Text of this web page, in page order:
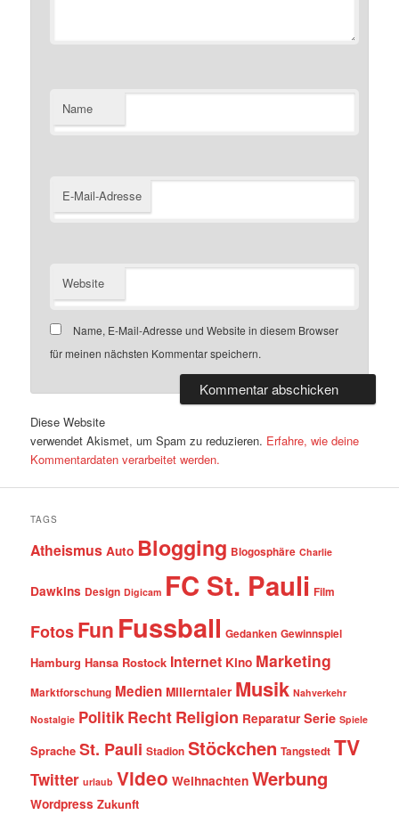
Name
E-Mail-Adresse
Website
Name, E-Mail-Adresse und Website in diesem Browser
für meinen nächsten Kommentar speichern.
Diese Website
verwendet Akismet, um Spam zu reduzieren. Erfahre, wie deine
Kommentardaten verarbeitet werden.
TAGS
Atheismus Auto Blogging Blogosphäre Charlie
Dawkins Design Digicam FC St. Pauli Film
FotosFun Fussball Gedanken Gewinnspiel
Hamburg Hansa Rostock Internet Kino Marketing
Marktforschung Medien Millerntaler Musik Nahverkehr
Nostalgie Politik Recht Religion Reparatur Serie Spiele
Sprache St. Pauli Stadion Stöckchen Tangstedt TV
Twitter urlaub Video Weihnachten Werbung
Wordpress Zukunft